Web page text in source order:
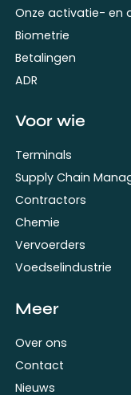
Onze activatie- en
Biometrie
Betalingen
ADR
Voor wie
Terminals
Supply Chain
Contractors
Chemie
Vervoerders
Voedselindustrie
Meer
Over ons
Contact
Nieuws